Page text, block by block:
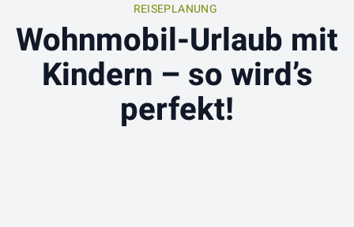
REISEPLANUNG
Wohnmobil-Urlaub mit
Kindern – so wird’s
perfekt!